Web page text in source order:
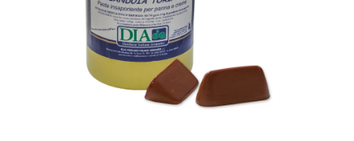
DÁRKOVÉ POUKAZY
TÉMATICKÉ PRODUKTY